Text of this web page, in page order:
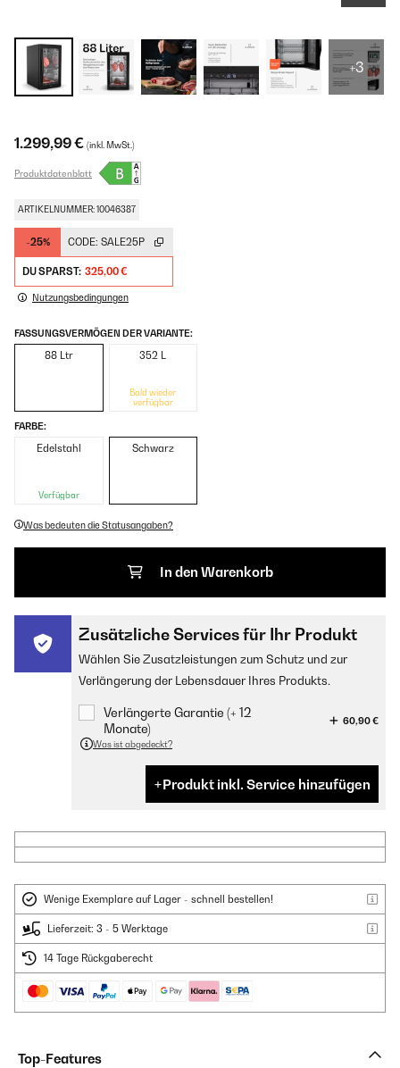
+3
1.299,99 € (inkl. MwSt.)
Produktdatenblatt
ARTIKELNUMMER: 10046387
-25% CODE: SALE25P
DU SPARST: 325,00 €
Nutzungsbedingungen
FASSUNGSVERMÖGEN DER VARIANTE:
88 Ltr 352 L
Bald wieder
verfügbar
FARBE:
Edelstahl
Verfügbar
Schwarz
Was bedeuten die Statusangaben?
In den Warenkorb
Zusätzliche Services für Ihr Produkt
Wählen Sie Zusatzleistungen zum Schutz und zur
Verlängerung der Lebensdauer Ihres Produkts.
Verlängerte Garantie (+ 12
Monate)
60,90 €
Was ist abgedeckt?
Produkt inkl. Service hinzufügen
Wenige Exemplare auf Lager - schnell bestellen!
Lieferzeit: 3 - 5 Werktage
14 Tage Rückgaberecht
Top-Features